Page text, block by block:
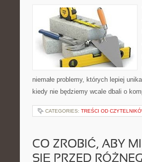
niemałe problemy, których lepiej
kiedy nie będziemy wcale dbali o
CATEGORIES: TREŚCI OD
CO ZROBIĆ, ABY
SIĘ PRZED